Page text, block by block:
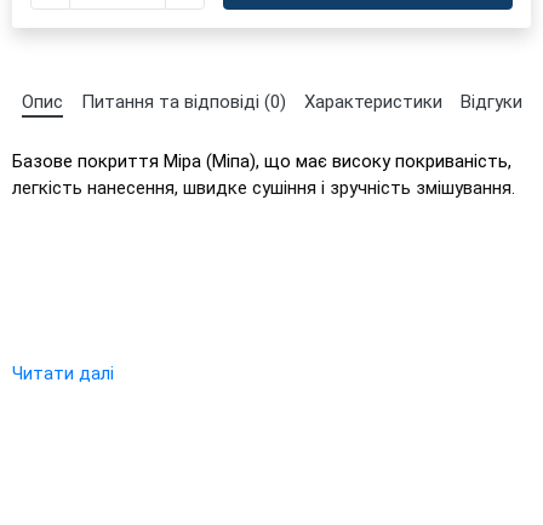
Опис Питання та відповіді (0) Характеристики Відгуки
Базове покриття Mipa (Міпа), що має високу покриваність,
легкість нанесення, швидке сушіння і зручність змішування.
Читати далі